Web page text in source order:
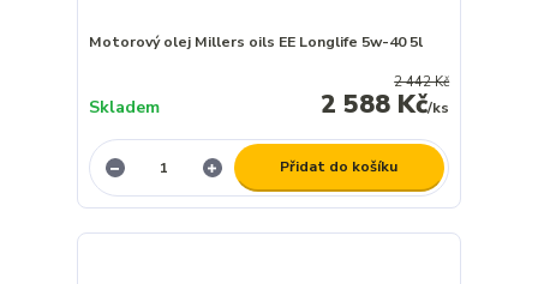
Motorový olej Millers oils EE Longlife 5w-40 5l
2 442 Kč
2 588 Kč/ks
Skladem
Přidat do košíku